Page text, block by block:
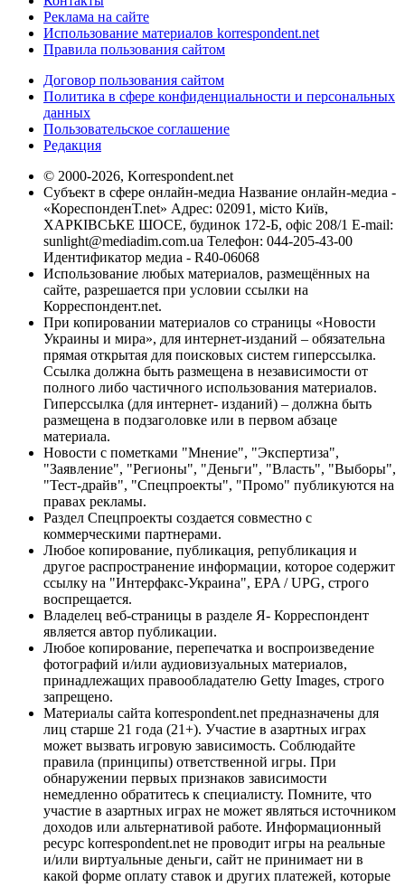
Реклама на сайте
Использование материалов korrespondent.net
Правила пользования сайтом
Договор пользования сайтом
Политика в сфере конфиденциальности и персональных
данных
Пользовательское соглашение
Редакция
© 2000-2026, Korrespondent.net
Субъект в сфере онлайн-медиа Название онлайн-медиа -
«КореспонденТ.net» Адрес: 02091, місто Київ,
ХАРКІВСЬКЕ ШОСЕ, будинок 172-Б, офіс 208/1 E-mail:
sunlight@mediadim.com.ua Телефон: 044-205-43-00
Идентификатор медиа - R40-06068
Использование любых материалов, размещённых на
сайте, разрешается при условии ссылки на
Корреспондент.net.
При копировании материалов со страницы «Новости
Украины и мира», для интернет-изданий – обязательна
прямая открытая для поисковых систем гиперссылка.
Ссылка должна быть размещена в независимости от
полного либо частичного использования материалов.
Гиперссылка (для интернет- изданий) – должна быть
размещена в подзаголовке или в первом абзаце
материала.
Новости с пометками "Мнение", "Экспертиза",
"Заявление", "Регионы", "Деньги", "Власть", "Выборы",
"Тест-драйв", "Спецпроекты", "Промо" публикуются на
правах рекламы.
Раздел Спецпроекты создается совместно с
коммерческими партнерами.
Любое копирование, публикация, републикация и
другое распространение информации, которое содержит
ссылку на "Интерфакс-Украина", EPA / UPG, строго
воспрещается.
Владелец веб-страницы в разделе Я- Корреспондент
является автор публикации.
Любое копирование, перепечатка и воспроизведение
фотографий и/или аудиовизуальных материалов,
принадлежащих правообладателю Getty Images, строго
запрещено.
Материалы сайта korrespondent.net предназначены для
лиц старше 21 года (21+). Участие в азартных играх
может вызвать игровую зависимость. Соблюдайте
правила (принципы) ответственной игры. При
обнаружении первых признаков зависимости
немедленно обратитесь к специалисту. Помните, что
участие в азартных играх не может являться источником
доходов или альтернативой работе. Информационный
ресурс korrespondent.net не проводит игры на реальные
и/или виртуальные деньги, сайт не принимает ни в
какой форме оплату ставок и других платежей, которые